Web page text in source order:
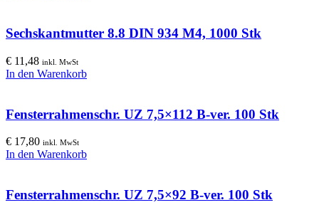
Sechskantmutter 8.8 DIN 934 M4, 1000 Stk
€ 11,48 inkl. MwSt
In den Warenkorb
Fensterrahmenschr. UZ 7,5×112 B-ver. 100 Stk
€ 17,80 inkl. MwSt
In den Warenkorb
Fensterrahmenschr. UZ 7,5×92 B-ver. 100 Stk